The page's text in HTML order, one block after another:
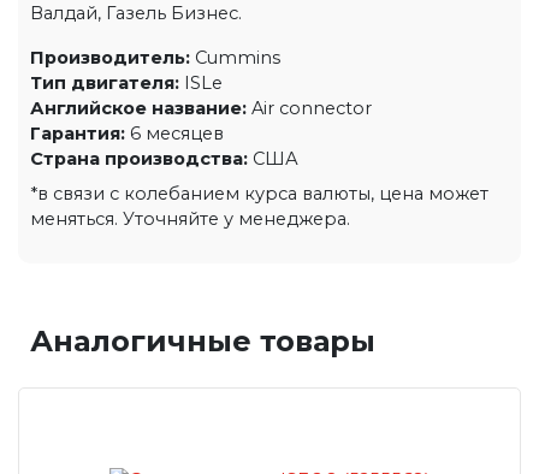
Валдай, Газель Бизнес.
Производитель: Cummins
Тип двигателя: ISLe
Английское название: Air connector
Гарантия: 6 месяцев
Страна производства: США
*в связи с колебанием курса валюты, цена может
меняться. Уточняйте у менеджера.
Аналогичные товары